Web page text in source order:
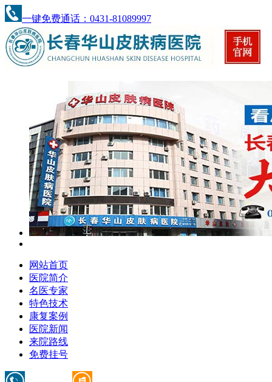
一键免费通话：0431-81089997
网站首页
医院简介
名医专家
特色技术
康复案例
医院新闻
来院路线
免费挂号